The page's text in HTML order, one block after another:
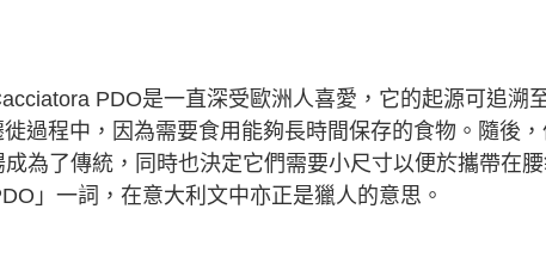
PDO是一直深受歐洲人喜愛，它的起源可追溯
過程中，因為需要食用能夠長時間保存的食物。隨後
為了傳統，同時也決定它們需要小尺寸以便於攜帶在
」一詞，在意大利文中亦正是獵人的意思。